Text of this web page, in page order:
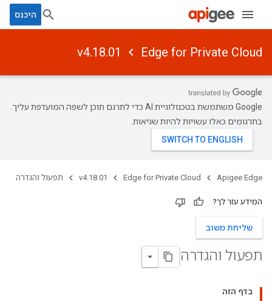
היכנס
Edge for Private Cloud
v4.18.01
‫Google משתמשת בטכנולוגיית AI כדי לתרגם תוכן לשפה המועדפת עליך.
בתרגומים כאלו עשויות להיות שגיאות.
Apigee Edge
Edge for Private Cloud
v4.18.01 תפעול והגדרה
המידע עזר לך?
שליחת משוב
תפעול והגדרה
בדף הזה